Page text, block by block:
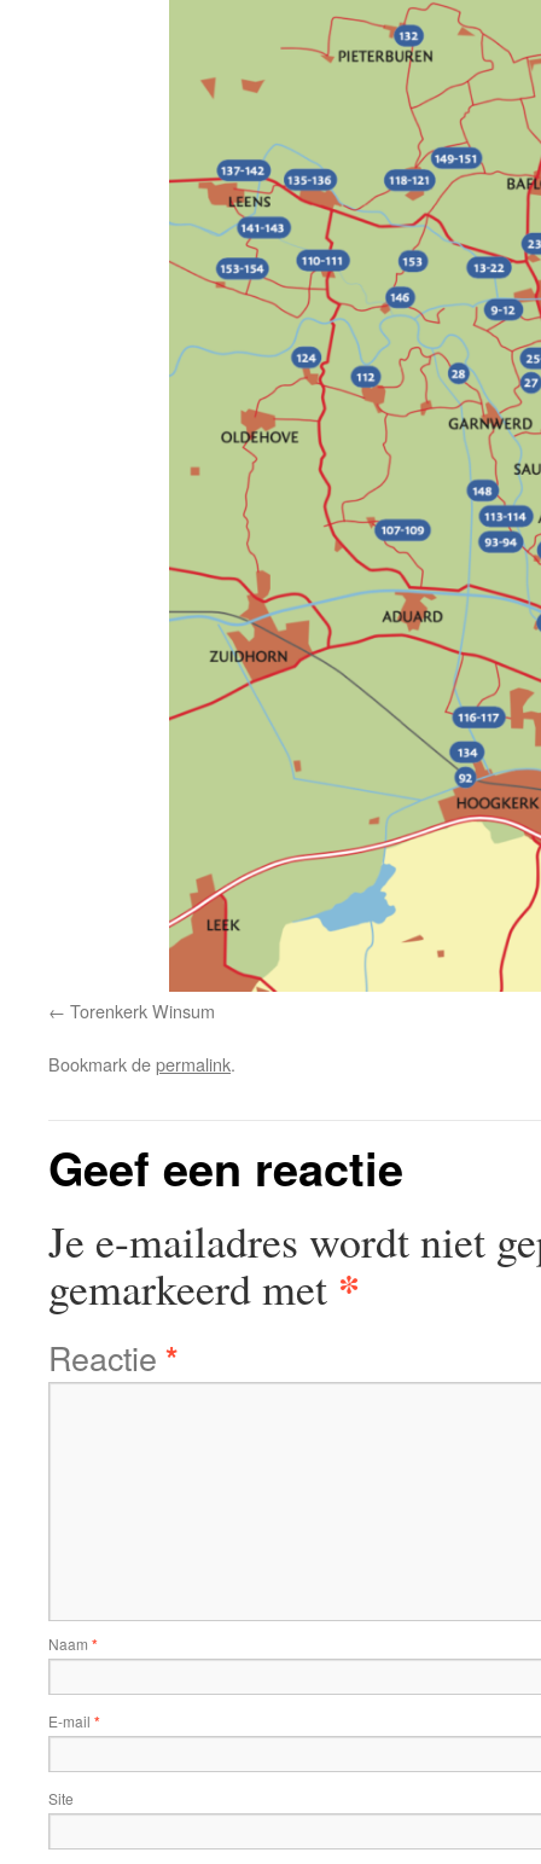
Torenkerk Winsum
Bookmark depermalink.
Geef een reactie
Je e-mailadres wordt niet
gemarkeerd met *
Reactie *
Naam *
E-mail *
Site